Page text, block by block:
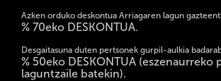
Azken orduko deskontua Arriagaren lagun
% 70eko DESKONTUA.
Desgaitasuna duten pertsonek gurpil-aulkia
% 50eko DESKONTUA (eszenaurreko
laguntzaile batekin).